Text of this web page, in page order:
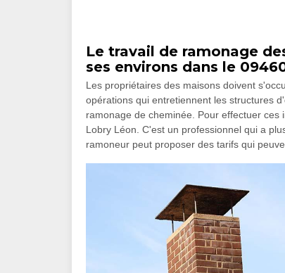
Le travail de ramonage
ses environs dans le
Les propriétaires des maisons doivent
opérations qui entretiennent les structures
ramonage de cheminée. Pour effectuer
Lobry Léon. C'est un professionnel qui a
ramoneur peut proposer des tarifs qui